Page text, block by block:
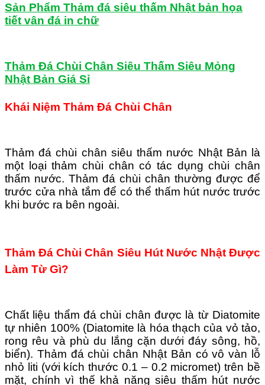
Sản Phẩm Thảm đá siêu thấm Nhật bản họa
tiết vân đá in chữ
Thảm Đá Chùi Chân Siêu Thấm Siêu Mỏng
Nhật Bản Giá Sỉ
Khái Niệm Thảm Đá Chùi Chân
Thảm đá chùi chân siêu thấm nước Nhật Bản là
một loại thảm chùi chân có tác dụng chùi chân
thấm nước. Thảm đá chùi chân thường được để
trước cửa nhà tắm để có thể thấm hút nước trước
khi bước ra bên ngoài.
Thảm Đá Chùi Chân Siêu Hút Nước Nhật Được
Làm Từ Gì?
Chất liệu thẩm đá chùi chân được là từ Diatomite
tự nhiên 100% (Diatomite là hóa thạch của vỏ tảo,
rong rêu và phù du lắng cặn dưới đáy sông, hồ,
biển). Thảm đá chùi chân Nhật Bản có vô vàn lỗ
nhỏ liti (với kích thước 0.1 – 0.2 micromet) trên bề
mặt, chính vì thế khả năng siêu thấm hút nước